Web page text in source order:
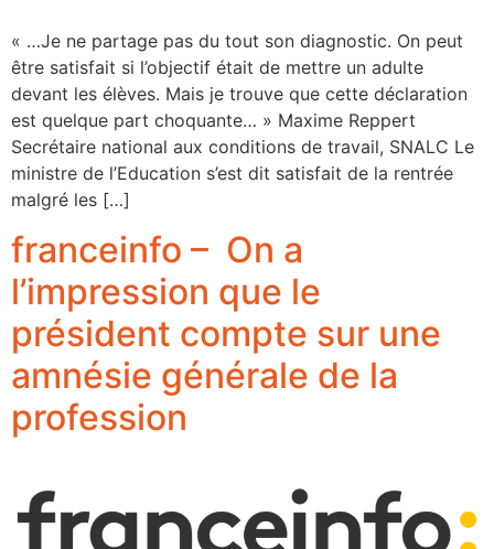
« …Je ne partage pas du tout son diagnostic. On peut
être satisfait si l’objectif était de mettre un adulte
devant les élèves. Mais je trouve que cette déclaration
est quelque part choquante… » Maxime Reppert
Secrétaire national aux conditions de travail, SNALC Le
ministre de l’Education s’est dit satisfait de la rentrée
malgré les […]
franceinfo – On a
l’impression que le
président compte sur une
amnésie générale de la
profession